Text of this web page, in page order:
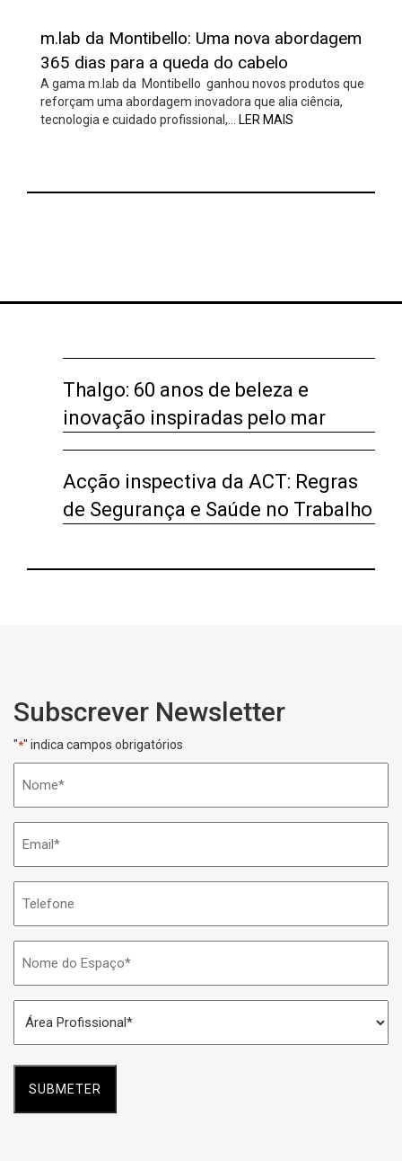
m.lab da Montibello: Uma nova abordagem
365 dias para a queda do cabelo
A gama m.lab da Montibello ganhou novos produtos que
reforçam uma abordagem inovadora que alia ciência,
tecnologia e cuidado profissional,… LER MAIS
Thalgo: 60 anos de beleza e
inovação inspiradas pelo mar
Acção inspectiva da ACT: Regras
de Segurança e Saúde no Trabalho
Subscrever Newsletter
"*" indica campos obrigatórios
do
Espaço
Profissional
*